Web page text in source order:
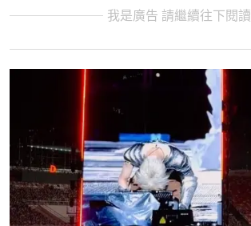
我是廣告 請繼續往下閱讀